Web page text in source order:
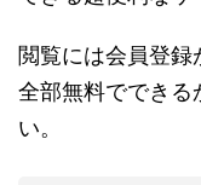
閲覧には会員登
全部無料でできる
い。